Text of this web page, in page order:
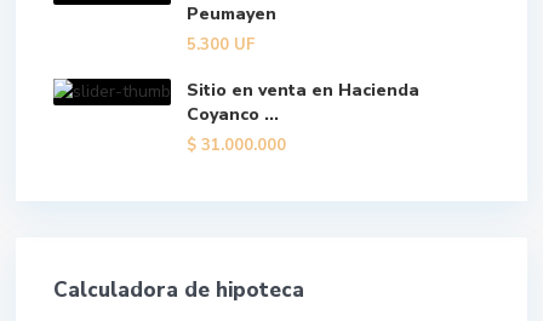
Peumayen
5.300 UF
Sitio en venta en Hacienda
Coyanco ...
$ 31.000.000
Calculadora de hipoteca